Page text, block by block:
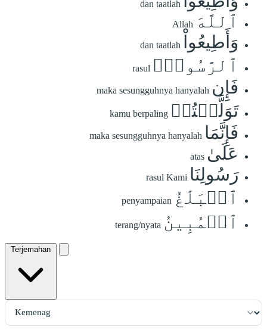
dan taatlah
ٱللَّهَ Allah
وَأَطِيعُواْ dan taatlah
ٱلرَّسُولَۚ rasul
فَإِن maka sesungguhnya hanyalah
تَوَلَّيۡتُمۡ kamu berpaling
فَإِنَّمَا maka sesungguhnya hanyalah
عَلَىٰ atas
رَسُولِنَا rasul Kami
ٱلۡبَلَٰغُ penyampaian
ٱلۡمُبِينُ terang/nyata
Terjemahan